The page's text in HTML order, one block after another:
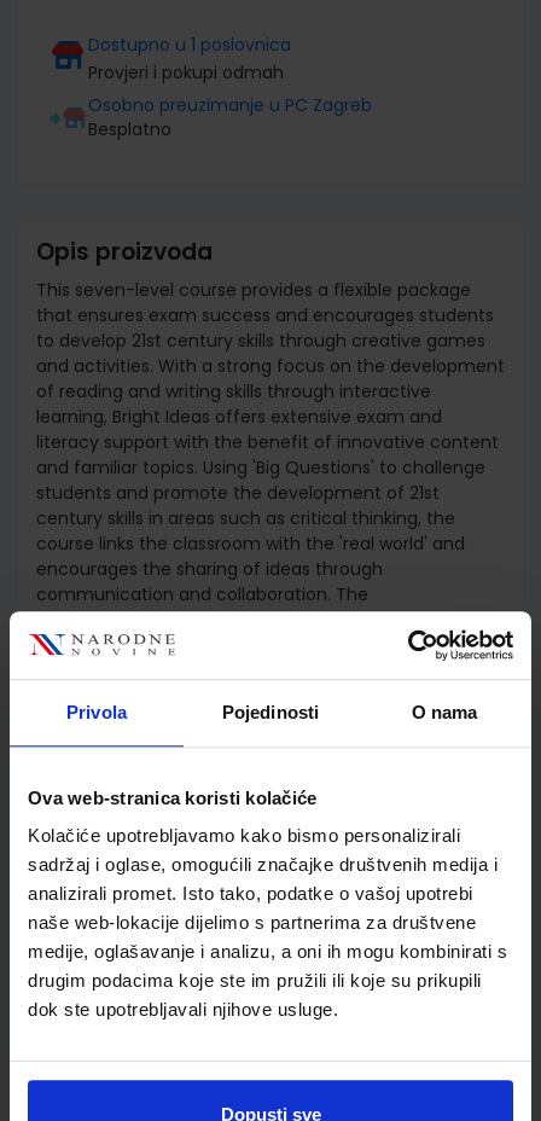
Privola Pojedinosti O nama
Ova web-stranica koristi kolačiće
Kolačiće upotrebljavamo kako bismo personalizirali
sadržaj i oglase, omogućili značajke društvenih medija i
analizirali promet. Isto tako, podatke o vašoj upotrebi
naše web-lokacije dijelimo s partnerima za društvene
medije, oglašavanje i analizu, a oni ih mogu kombinirati s
drugim podacima koje ste im pružili ili koje su prikupili
dok ste upotrebljavali njihove usluge.
Dopusti sve
Dostupno u 1 poslovnica
Provjeri i pokupi odmah
Osobno preuzimanje u PC Zagreb
Besplatno
Opis proizvoda
This seven-level course provides a flexible package
that ensures exam success and encourages students
to develop 21st century skills through creative games
and activities. With a strong focus on the development
of reading and writing skills through interactive
learning, Bright Ideas offers extensive exam and
literacy support with the benefit of innovative content
and familiar topics. Using 'Big Questions' to challenge
students and promote the development of 21st
century skills in areas such as critical thinking, the
course links the classroom with the 'real world' and
encourages the sharing of ideas through
communication and collaboration. The
comprehensive package of integrated print and digital
resources challenges traditional methods of learning
Detalji proizvoda
Šifra proizvoda
857554
Jedinična mjera
kom